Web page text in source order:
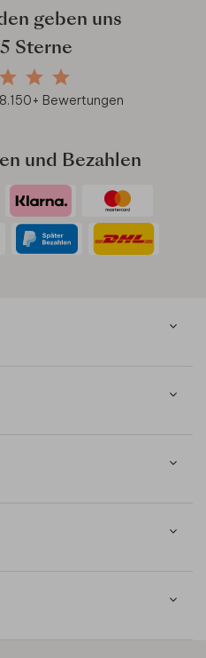
geben uns
Sterne
+ Bewertungen
und Bezahlen